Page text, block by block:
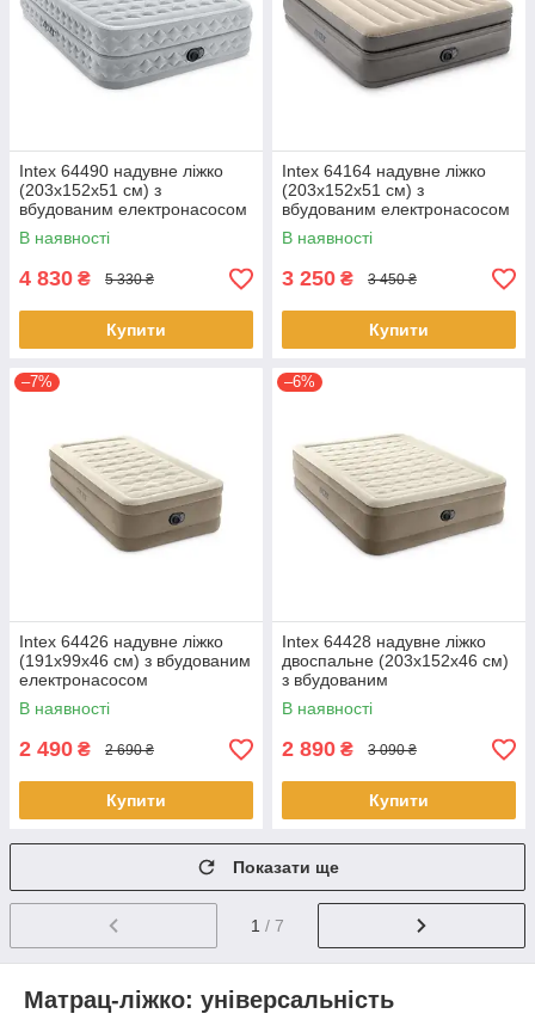
Intex 64490 надувне ліжко
(203х152х51 см) з
вбудованим електронасосом
В наявності
4 830 ₴ 5 330 ₴
Купити
Intex 64164 надувне ліжко
(203х152х51 см) з
вбудованим електронасосом
В наявності
3 250 ₴ 3 450 ₴
Купити
–7%
Intex 64426 надувне ліжко
(191х99х46 см) з вбудованим
електронасосом
В наявності
2 490 ₴ 2 690 ₴
Купити
–6%
Intex 64428 надувне ліжко
двоспальне (203х152х46 см)
з вбудованим
електронасосом
В наявності
2 890 ₴ 3 090 ₴
Купити
Показати ще
1 / 7
Матрац-ліжко: універсальність